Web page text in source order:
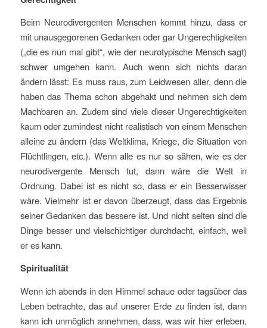
Beim Neurodivergenten Menschen kommt hinzu, dass er
mit unausgegorenen Gedanken oder gar Ungerechtigkeiten
(„die es nun mal gibt“, wie der neurotypische Mensch sagt)
schwer umgehen kann. Auch wenn sich nichts daran
ändern lässt: Es muss raus, zum Leidwesen aller, denn die
haben das Thema schon abgehakt und nehmen sich dem
Machbaren an. Zudem sind viele dieser Ungerechtigkeiten
kaum oder zumindest nicht realistisch von einem Menschen
alleine zu ändern (das Weltklima, Kriege, die Situation von
Flüchtlingen, etc.). Wenn alle es nur so sähen, wie es der
neurodivergente Mensch tut, dann wäre die Welt in
Ordnung. Dabei ist es nicht so, dass er ein Besserwisser
wäre. Vielmehr ist er davon überzeugt, dass das Ergebnis
seiner Gedanken das bessere ist. Und nicht selten sind die
Dinge besser und vielschichtiger durchdacht, einfach, weil
er es kann.
Spiritualität
Wenn ich abends in den Himmel schaue oder tagsüber das
Leben betrachte, das auf unserer Erde zu finden ist, dann
kann ich unmöglich annehmen, dass, was wir hier erleben,